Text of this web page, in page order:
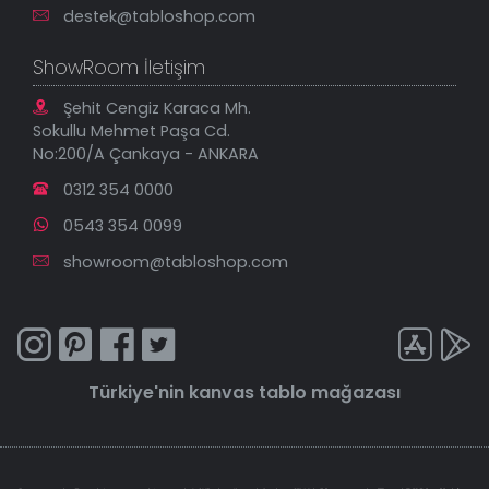
destek@tabloshop.com
ShowRoom İletişim
Şehit Cengiz Karaca Mh.
Sokullu Mehmet Paşa Cd.
No:200/A Çankaya - ANKARA
0312 354 0000
0543 354 0099
showroom@tabloshop.com
Türkiye'nin kanvas tablo mağazası